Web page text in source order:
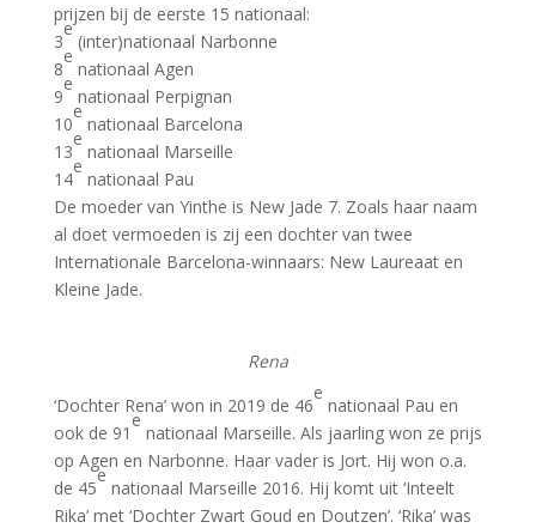
prijzen bij de eerste 15 nationaal:
3
e
(inter)nationaal Narbonne
8
e
nationaal Agen
9
e
nationaal Perpignan
10
e
nationaal Barcelona
13
e
nationaal Marseille
14
e
nationaal Pau
De moeder van Yinthe is New Jade 7. Zoals haar naam
al doet vermoeden is zij een dochter van twee
Internationale Barcelona-winnaars: New Laureaat en
Kleine Jade.
Rena
‘Dochter Rena’ won in 2019 de 46
e
nationaal Pau en
ook de 91
e
nationaal Marseille. Als jaarling won ze prijs
op Agen en Narbonne. Haar vader is Jort. Hij won o.a.
de 45
e
nationaal Marseille 2016. Hij komt uit ‘Inteelt
Rika’ met ‘Dochter Zwart Goud en Doutzen’. ‘Rika’ was